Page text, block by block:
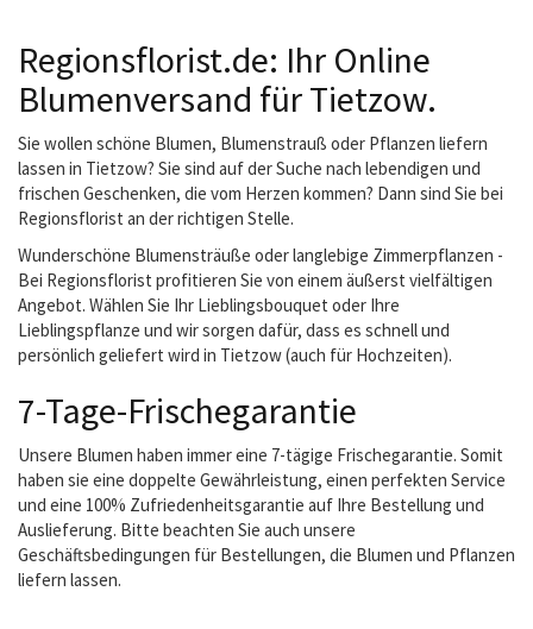
Regionsflorist.de: Ihr Online
Blumenversand für Tietzow.
Sie wollen schöne Blumen, Blumenstrauß oder Pflanzen liefern
lassen in Tietzow? Sie sind auf der Suche nach lebendigen und
frischen Geschenken, die vom Herzen kommen? Dann sind Sie bei
Regionsflorist an der richtigen Stelle.
Wunderschöne Blumensträuße oder langlebige Zimmerpflanzen -
Bei Regionsflorist profitieren Sie von einem äußerst vielfältigen
Angebot. Wählen Sie Ihr Lieblingsbouquet oder Ihre
Lieblingspflanze und wir sorgen dafür, dass es schnell und
persönlich geliefert wird in Tietzow (auch für Hochzeiten).
7-Tage-Frischegarantie
Unsere Blumen haben immer eine 7-tägige Frischegarantie. Somit
haben sie eine doppelte Gewährleistung, einen perfekten Service
und eine 100% Zufriedenheitsgarantie auf Ihre Bestellung und
Auslieferung. Bitte beachten Sie auch unsere
Geschäftsbedingungen für Bestellungen, die Blumen und Pflanzen
liefern lassen.